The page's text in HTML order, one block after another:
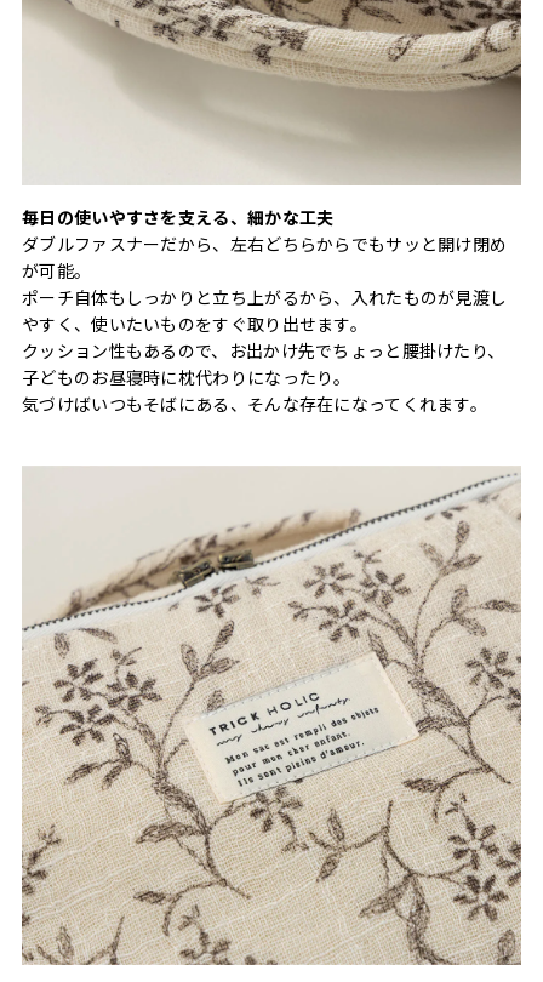
毎日の使いやすさを支える、細かな工夫
ダブルファスナーだから、左右どちらからでもサッと開け閉め
が可能。
ポーチ自体もしっかりと立ち上がるから、入れたものが見渡し
やすく、使いたいものをすぐ取り出せます。
クッション性もあるので、お出かけ先でちょっと腰掛けたり、
子どものお昼寝時に枕代わりになったり。
気づけばいつもそばにある、そんな存在になってくれます。